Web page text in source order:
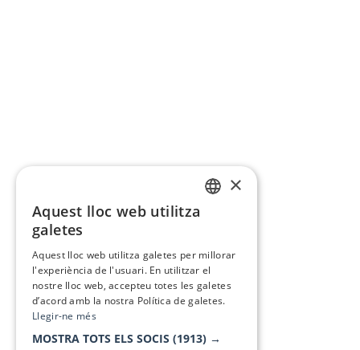
×
Aquest lloc web utilitza
galetes
Aquest lloc web utilitza galetes per millorar
l'experiència de l'usuari. En utilitzar el
nostre lloc web, accepteu totes les galetes
d’acord amb la nostra Política de galetes.
Llegir-ne més
MOSTRA TOTS ELS SOCIS (1913) →